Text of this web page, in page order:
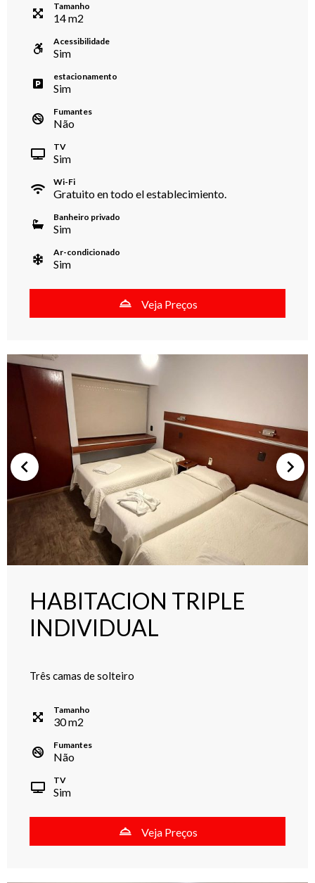
Tamanho
14m2
Acessibilidade
Sim
estacionamento
Sim
Fumantes
Não
TV
Sim
Wi-Fi
Gratuito en todo el establecimiento.
Banheiro privado
Sim
Ar-condicionado
Sim
Veja Preços
HABITACION TRIPLE
INDIVIDUAL
Três camas de solteiro
Tamanho
30m2
Fumantes
Não
TV
Sim
Veja Preços